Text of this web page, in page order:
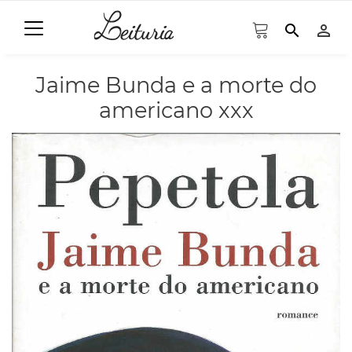
search person_outline
Jaime Bunda e a morte do
americano xxx